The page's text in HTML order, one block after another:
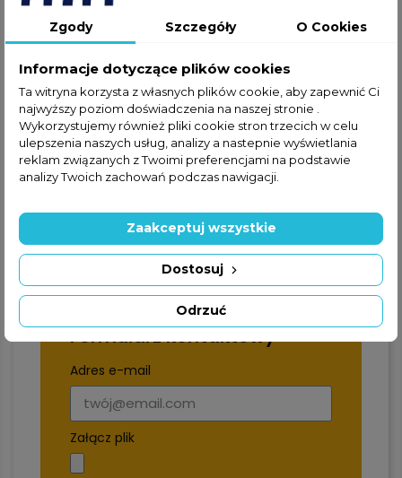
telefonicznego lub za
kontaktowego.
+48 22 228 72 89
+48 570 507 070
Formularz kontaktowy
Adres e-mail
Załącz plik
Zgody Szczegóły O Cookies
Informacje dotyczące plików cookies
Ta witryna korzysta z własnych plików cookie, aby zapewnić Ci
najwyższy poziom doświadczenia na naszej stronie .
Wykorzystujemy również pliki cookie stron trzecich w celu
ulepszenia naszych usług, analizy a nastepnie wyświetlania
reklam związanych z Twoimi preferencjami na podstawie
analizy Twoich zachowań podczas nawigacji.
Odrzuć
Dostosuj
Zaakceptuj wszystkie